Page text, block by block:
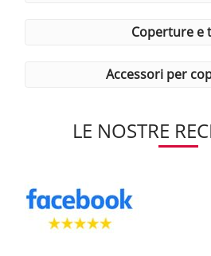
coperture e
accessori per
LE NOSTRE